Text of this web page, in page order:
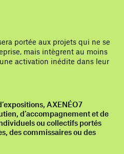
portée aux projets qui ne se
mais intègrent au moins
activation inédite dans leur
AXENÉO7
d’accompagnement et de
ou collectifs portés
des commissaires ou des